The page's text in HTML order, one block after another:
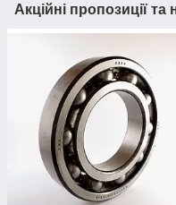
Акційні пропозиції та